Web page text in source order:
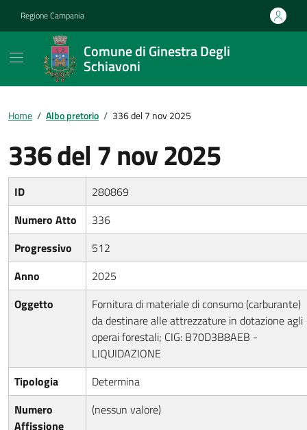
Regione Campania
Comune di Ginestra Degli
Schiavoni
Home / Albo pretorio / 336 del 7 nov 2025
336 del 7 nov 2025
ID
280869
Numero Atto
336
Progressivo
512
Anno
2025
Oggetto
Fornitura di materiale di consumo (carburante)
da destinare alle attrezzature in dotazione agli
operai forestali; CIG: B70D3B8AEB -
LIQUIDAZIONE
Tipologia
Determina
Numero
Affissione
(nessun valore)